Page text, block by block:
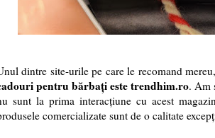
dintre site-urile pe care le recomand
pentru bărbați este trendhim.ro. Am
sunt la prima interacțiune cu acest
comercializate sunt de o calitate